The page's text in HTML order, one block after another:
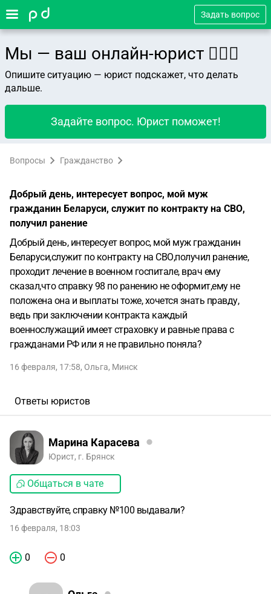
Задать вопрос
Мы — ваш онлайн-юрист 👨🏻‍⚖️
Опишите ситуацию — юрист подскажет, что делать
дальше.
Задайте вопрос. Юрист поможет!
Вопросы Гражданство
Добрый день, интересует вопрос, мой муж
гражданин Беларуси, служит по контракту на СВО,
получил ранение
Добрый день, интересует вопрос, мой муж гражданин
Беларуси,служит по контракту на СВО,получил ранение,
проходит лечение в военном госпитале, врач ему
сказал,что справку 98 по ранению не оформит,ему не
положена она и выплаты тоже, хочется знать правду,
ведь при заключении контракта каждый
военнослужащий имеет страховку и равные права с
гражданами РФ или я не правильно поняла?
16 февраля, 17:58, Ольга, Минск
Ответы юристов
Марина Карасева
Юрист, г. Брянск
Общаться в чате
Здравствуйте, справку №100 выдавали?
16 февраля, 18:03
0 0